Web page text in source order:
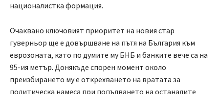
националистка формация.
Очаквано ключовият приоритет на новия стар
гуверньор ще е довършване на пътя на България към
еврозоната, като по думите му БНБ и банките вече са на
95-ия метър. Донякъде спорен момент около
преизбирането му е открехването на вратата за
политическа намеса при попълването на останалите